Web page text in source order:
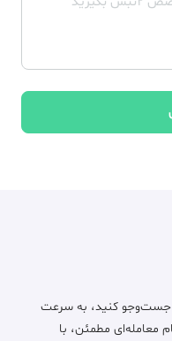
جست‌وجو کنید، به سرعت
معامله‌ای مطمئن، با